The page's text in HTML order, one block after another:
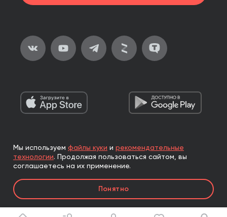
2026, ООО «Альпина Паблишер»
Все права защищены
Книги реализуются ООО «Альпина Паблишер»
по договору комиссии с ООО «Альпина нон-фикшн»,
по договору комиссии с ООО «Альпина ПРО».
Мы используем файлы куки и рекомендательные
технологии. Продолжая пользоваться сайтом, вы
соглашаетесь на их применение.
Понятно